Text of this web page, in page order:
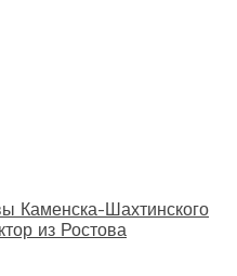
Каменска-Шахтинского
из Ростова